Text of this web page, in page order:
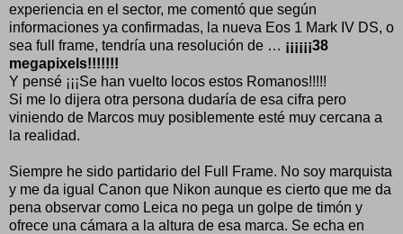
experiencia en el sector, me comentó que según
informaciones ya confirmadas, la nueva Eos 1 Mark IV DS, o
sea full frame, tendría una resolución de … ¡¡¡¡¡¡38
megapixels!!!!!!!
Y pensé ¡¡¡Se han vuelto locos estos Romanos!!!!!
Si me lo dijera otra persona dudaría de esa cifra pero
viniendo de Marcos muy posiblemente esté muy cercana a
la realidad.
Siempre he sido partidario del Full Frame. No soy marquista
y me da igual Canon que Nikon aunque es cierto que me da
pena observar como Leica no pega un golpe de timón y
ofrece una cámara a la altura de esa marca. Se echa en